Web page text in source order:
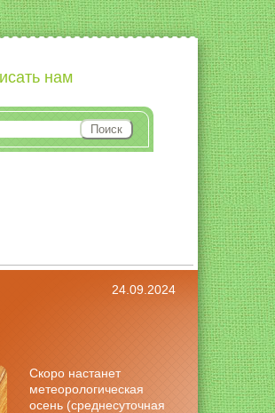
нам
24.09.2024
Скоро настанет
метеорологическая
осень (среднесуточная